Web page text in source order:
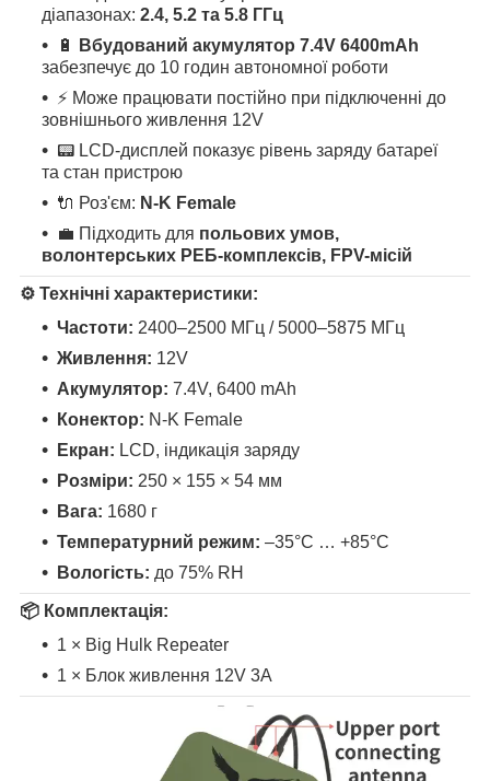
діапазонах: 2.4, 5.2 та 5.8 ГГц
🔋
Вбудований акумулятор 7.4V 6400mAh
забезпечує до 10 годин автономної роботи
⚡ Може працювати постійно при підключенні до
зовнішнього живлення 12V
📟 LCD-дисплей показує рівень заряду батареї
та стан пристрою
🔌 Роз'єм: N-K Female
💼 Підходить для польових умов,
волонтерських РЕБ-комплексів, FPV-місій
⚙️ Технічні характеристики:
Частоти: 2400–2500 МГц / 5000–5875 МГц
Живлення: 12V
Акумулятор: 7.4V, 6400 mAh
Конектор: N-K Female
Екран: LCD, індикація заряду
Розміри: 250 × 155 × 54 мм
Вага: 1680 г
Температурний режим: –35°C … +85°C
Вологість: до 75% RH
📦 Комплектація:
1 × Big Hulk Repeater
1 × Блок живлення 12V 3A